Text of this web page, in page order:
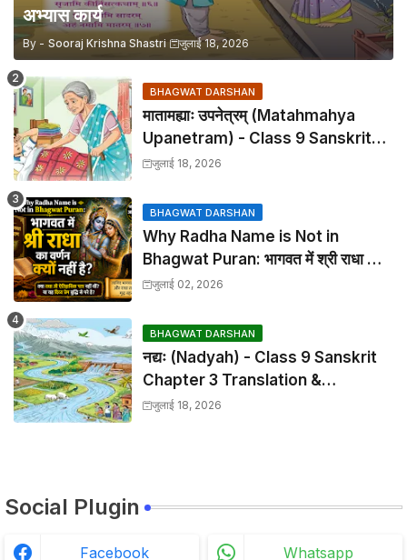
अभ्यास कार्य
By - Sooraj Krishna Shastri जुलाई 18, 2026
BHAGWAT DARSHAN
मातामह्याः उपनेत्रम् (Matahmahya
Upanetram) - Class 9 Sanskrit
Chapter 2 Translation &
जुलाई 18, 2026
BHAGWAT DARSHAN
Why Radha Name is Not in
Bhagwat Puran: भागवत में श्री राधा का
वर्णन क्यों नहीं है?
जुलाई 02, 2026
BHAGWAT DARSHAN
नद्यः (Nadyah) - Class 9 Sanskrit
Chapter 3 Translation &
Solutions
जुलाई 18, 2026
Social Plugin
Facebook Whatsapp